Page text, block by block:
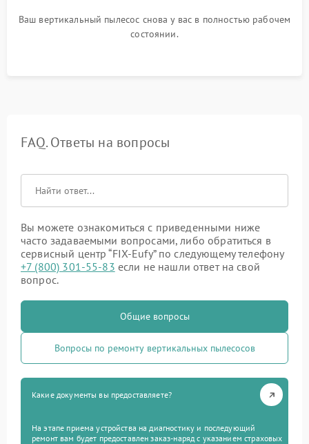
Ваш вертикальный пылесос снова у вас в полностью рабочем
состоянии.
FAQ. Ответы на вопросы
Вы можете ознакомиться с приведенными ниже
часто задаваемыми вопросами, либо обратиться в
сервисный центр “FIX-Eufy” по следующему телефону
+7 (800) 301-55-83 если не нашли ответ на свой
вопрос.
Общие вопросы
Вопросы по ремонту вертикальных пылесосов
Какие документы вы предоставляете?
На этапе приема устройства на диагностику и последующий
ремонт вам будет предоставлен заказ-наряд с указанием страховых